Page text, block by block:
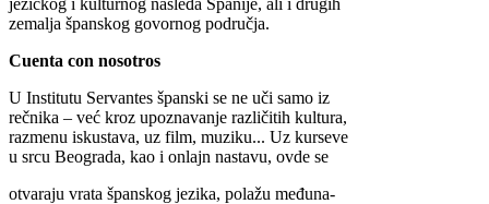
zemalja španskog govornog područja.
Cuenta con nosotros
U Institutu Servantes španski se ne uči samo iz
rečnika – već kroz upoznavanje različitih kultura,
razmenu iskustava, uz film, muziku... Uz kurseve
u srcu Beograda, kao i onlajn nastavu, ovde se
otvaraju vrata španskog jezika, polažu međuna-